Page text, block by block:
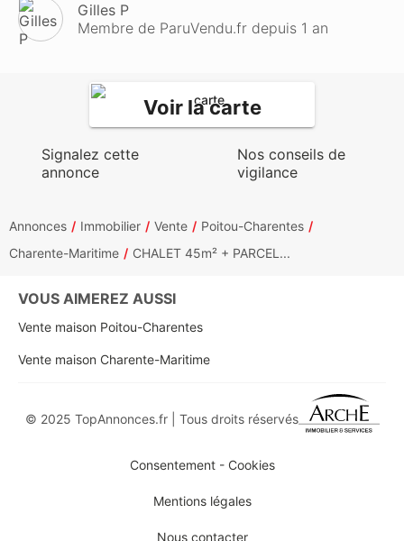
Gilles P
Membre de ParuVendu.fr depuis 1 an
Voir la carte
Signalez cette
annonce
Nos conseils de
vigilance
Annonces Immobilier Vente
Poitou-Charentes
Charente-Maritime
CHALET 45m² + PARCEL...
VOUS AIMEREZ AUSSI
Vente maison Poitou-Charentes
Vente maison Charente-Maritime
© 2025 TopAnnonces.fr | Tous droits réservés
Consentement - Cookies
Mentions légales
Nous contacter